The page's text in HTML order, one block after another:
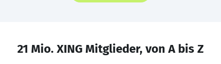
21 Mio. XING Mitglieder, von A bis Z